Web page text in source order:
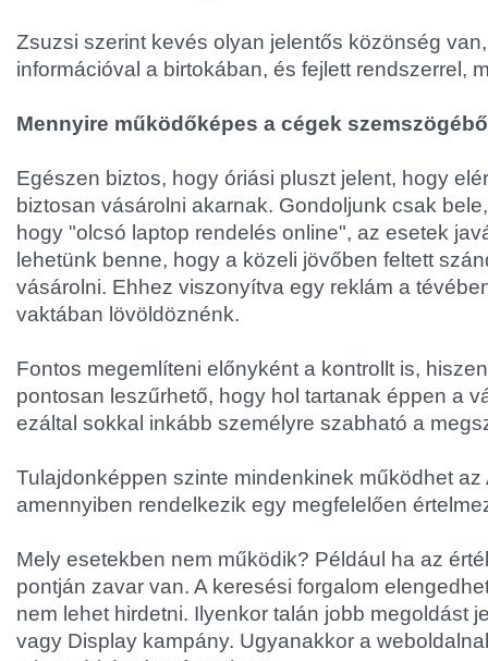
Zsuzsi szerint kevés olyan jelentős közönség
információval a birtokában, és fejlett rendszerrel,
Mennyire működőképes a cégek
Egészen biztos, hogy óriási pluszt jelent, hogy
biztosan vásárolni akarnak. Gondoljunk csak
hogy "olcsó laptop rendelés online", az esetek
lehetünk benne, hogy a közeli jövőben feltett
vásárolni. Ehhez viszonyítva egy reklám a
vaktában lövöldöznénk.
Fontos megemlíteni előnyként a kontrollt is,
pontosan leszűrhető, hogy hol tartanak éppen a
ezáltal sokkal inkább személyre szabható a
Tulajdonképpen szinte mindenkinek működhet az
amennyiben rendelkezik egy megfelelően
Mely esetekben nem működik? Például ha az
pontján zavar van. A keresési forgalom
nem lehet hirdetni. Ilyenkor talán jobb megoldást
vagy Display kampány. Ugyanakkor a